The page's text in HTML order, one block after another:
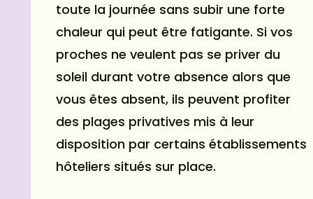
toute la journée sans subir une forte
chaleur qui peut être fatigante. Si vos
proches ne veulent pas se priver du
soleil durant votre absence alors que
vous êtes absent, ils peuvent profiter
des plages privatives mis à leur
disposition par certains établissements
hôteliers situés sur place.